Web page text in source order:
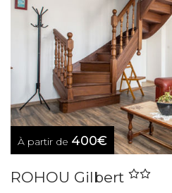
À partir de 400€
ROHOU Gilbert